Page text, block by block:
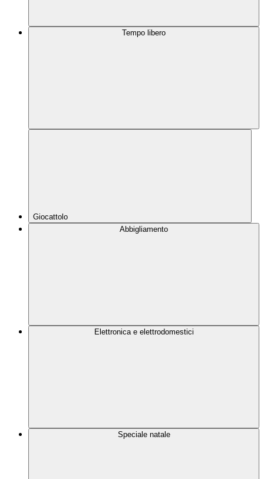
Tempo libero
Giocattolo
Abbigliamento
Elettronica e elettrodomestici
Speciale natale